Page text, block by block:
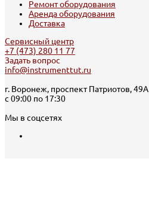
Ремонт оборудования
Аренда оборудования
Доставка
Сервисный центр
+7 (473) 280 11 77
Задать вопрос
info@instrumenttut.ru
г. Воронеж, проспект Патриотов, 49А
с 09:00 по 17:30
Мы в соцсетях